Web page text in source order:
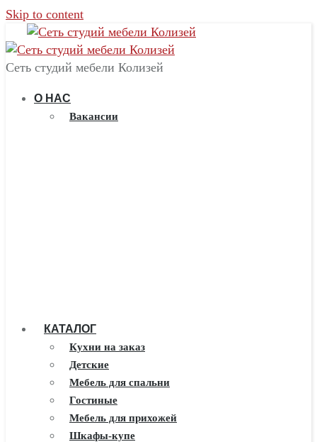
Skip to content
Сеть студий мебели Колизей
О НАС
Вакансии
КАТАЛОГ
Кухни на заказ
Детские
Мебель для спальни
Гостиные
Мебель для прихожей
Шкафы-купе